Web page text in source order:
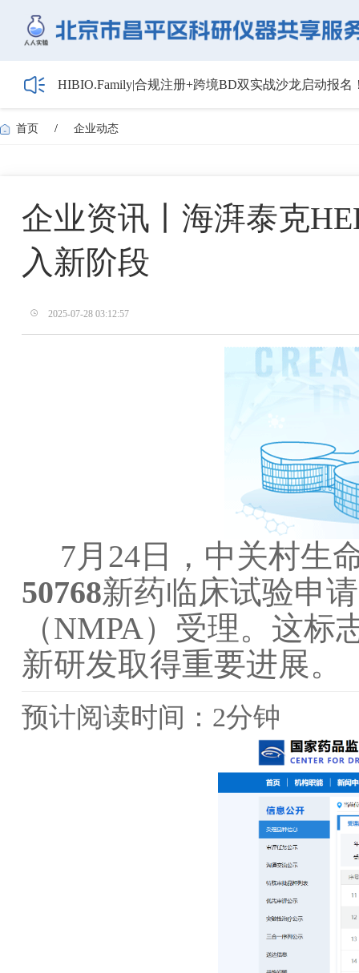
HIBIO.Family|合规注册+跨境BD双实战沙龙启动报名
【最新日程】2026年智慧电厂论坛议程首发！邀您4
关于召开2026年度昌平区高新技术企业培育工作会
首页 / 企业动态
企业资讯丨海湃泰克
入新阶段
2025-07-28 03:12:57
7月24日，中关村生
50768新药临床试验申
（NMPA）受理。这
新研发取得重要进展。
预计阅读时间：2分钟